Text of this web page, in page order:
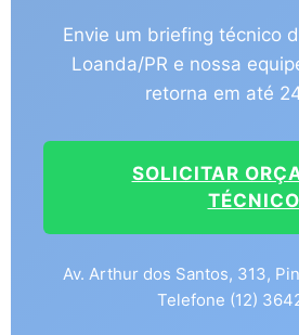
Envie um briefing técnico
Loanda/PR e nossa
retorna em até
SOLICITAR
TÉCNICO
Av. Arthur dos Santos, 313,
Telefone (12)